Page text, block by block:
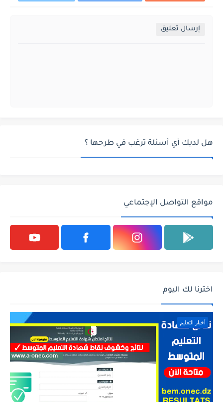
إرسال تعليق
هل لديك أي أسئلة ترغب في طرحها ؟
مواقع التواصل الإجتماعي
اخترنا لك اليوم
أخبار التعليم